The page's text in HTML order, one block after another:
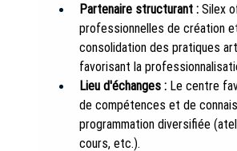
Partenaire structurant : Silex
professionnelles de création
consolidation des pratiques
favorisant la
Lieu d'échanges : Le centre
de compétences et de
programmation diversifiée
cours, etc.).